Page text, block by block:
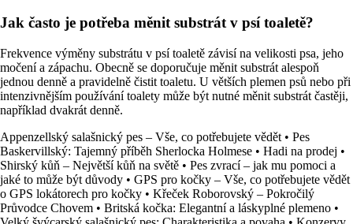
Jak často je potřeba měnit substrát v psí toaletě?
Frekvence výměny substrátu v psí toaletě závisí na velikosti psa, jeho
močení a zápachu. Obecně se doporučuje měnit substrát alespoň
jednou denně a pravidelně čistit toaletu. U větších plemen psů nebo při
intenzivnějším používání toalety může být nutné měnit substrát častěji,
například dvakrát denně.
Appenzellský salašnický pes – Vše, co potřebujete vědět • Pes
Baskervillský: Tajemný příběh Sherlocka Holmese • Hadi na prodej •
Shirský kůň – Největší kůň na světě • Pes zvrací – jak mu pomoci a
jaké to může být důvody • GPS pro kočky – Vše, co potřebujete vědět
o GPS lokátorech pro kočky • Křeček Roborovský – Pokročilý
Průvodce Chovem • Britská kočka: Elegantní a láskyplné plemeno •